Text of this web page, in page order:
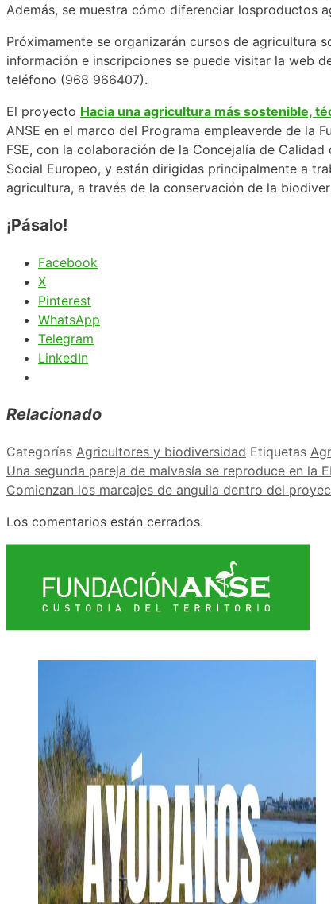
Además, se muestra cómo diferenciar losproductos
Próximamente se organizarán cursos de agricultura
información e inscripciones se puede visitar la web
teléfono (968 966407).
El proyecto Hacia una agricultura más sostenible,
ANSE en el marco del Programa empleaverde de la
FSE, con la colaboración de la Concejalía de
Social Europeo, y están dirigidas principalmente a
agricultura, a través de la conservación de la
¡Pásalo!
Facebook
X
Pinterest
WhatsApp
Telegram
LinkedIn
Relacionado
Categorías Agricultores y biodiversidad Etiquetas
Una segunda pareja de malvasía se reproduce en la
Comienzan los marcajes de anguila dentro del
Los comentarios están cerrados.